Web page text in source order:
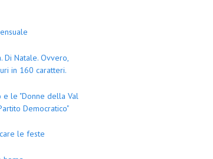
Di Natale. Ovvero,
in 160 caratteri.
le "Donne della Val
Democratico"
le feste